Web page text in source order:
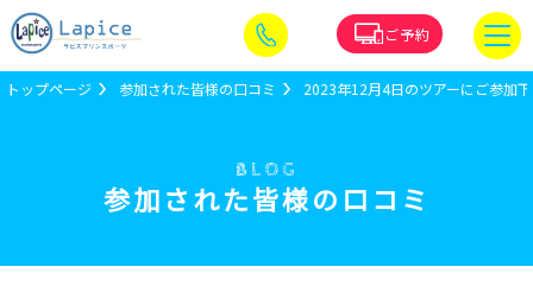
ご予約
トップページ 参加された皆様の口コミ 2023年12月4日のツアーにご参加
BLOG
参加された皆様の口コミ